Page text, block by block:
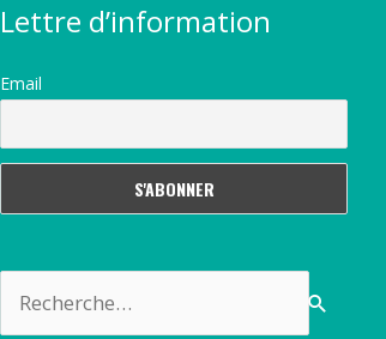
Lettre d’information
Email